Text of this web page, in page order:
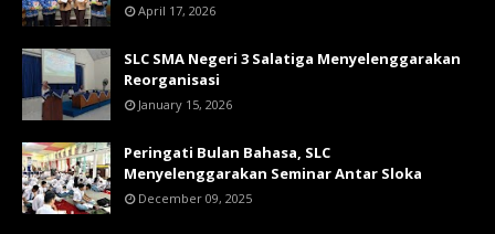
April 17, 2026
SLC SMA Negeri 3 Salatiga Menyelenggarakan
Reorganisasi
January 15, 2026
Peringati Bulan Bahasa, SLC
Menyelenggarakan Seminar Antar Sloka
December 09, 2025